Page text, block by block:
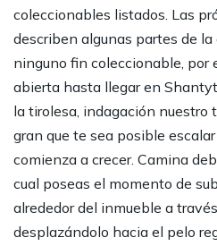
coleccionables listados. Las
describen algunas partes de
ninguno fin coleccionable, por
abierta hasta llegar en
la tirolesa, indagación nuestro
gran que te sea posible
comienza a crecer. Camina
cual poseas el momento de
alrededor del inmueble a
desplazándolo hacia el pelo